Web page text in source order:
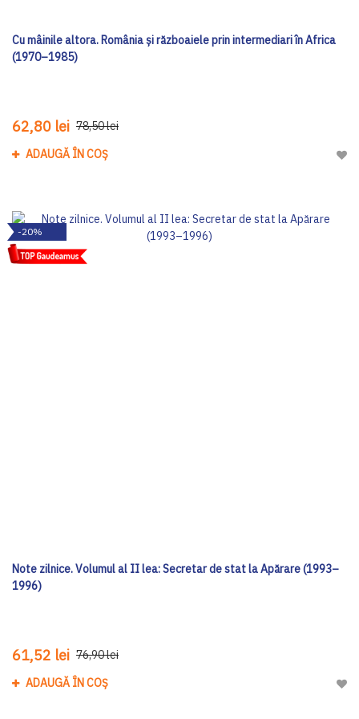
Cu mâinile altora. România și războaiele prin intermediari în Africa
(1970–1985)
62,80 lei 78,50 lei
ADAUGĂ ÎN COȘ
-20%
Note zilnice. Volumul al II lea: Secretar de stat la Apărare (1993–
1996)
61,52 lei 76,90 lei
ADAUGĂ ÎN COȘ